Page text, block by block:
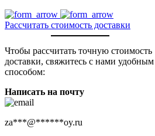
Рассчитать стоимость доставки
Чтобы рассчитать точную стоимость
доставки, свяжитесь с нами удобным
способом:
Написать на почту
za***@******oy.ru